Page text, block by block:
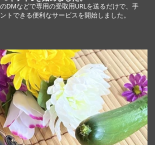
DMなどで専用の受取用URLを送るだけで、手
トできる便利なサービスを開始しました。